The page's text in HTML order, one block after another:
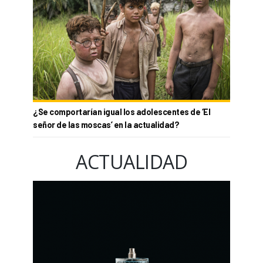
¿Se comportarían igual los adolescentes de ‘El
señor de las moscas’ en la actualidad?
ACTUALIDAD